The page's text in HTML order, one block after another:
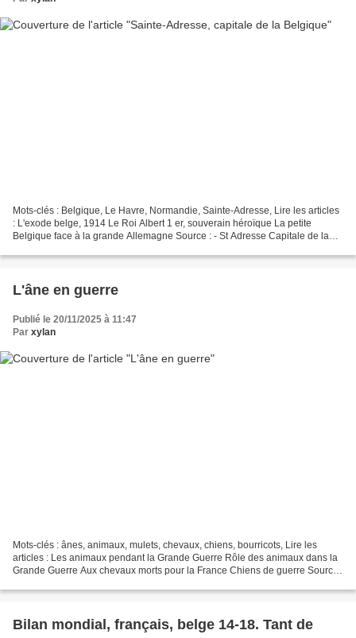
Mots-clés : Belgique, Le Havre, Normandie, Sainte-Adresse, Lire les articles
: L'exode belge, 1914 Le Roi Albert 1 er, souverain héroïque La petite
Belgique face à la grande Allemagne Source : - St Adresse Capitale de la
L'âne en guerre
Publié le 20/11/2025 à 11:47
Par xylan
Mots-clés : ânes, animaux, mulets, chevaux, chiens, bourricots, Lire les
articles : Les animaux pendant la Grande Guerre Rôle des animaux dans la
Grande Guerre Aux chevaux morts pour la France Chiens de guerre Source :
Bilan mondial, français, belge 14-18. Tant de